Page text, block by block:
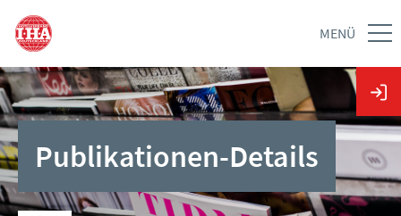
MENÜ
Publikationen-Details